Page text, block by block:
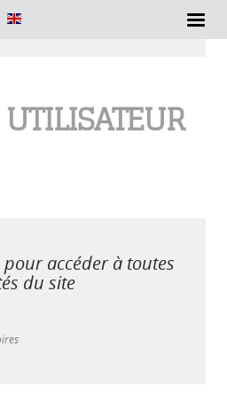
UTILISATEUR
pour accéder à toutes
du site